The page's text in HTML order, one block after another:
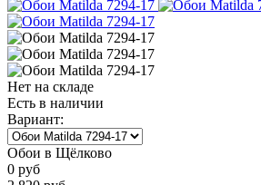
Нет на складе
Есть в наличии
Вариант:
Обои в Щёлково
0 руб